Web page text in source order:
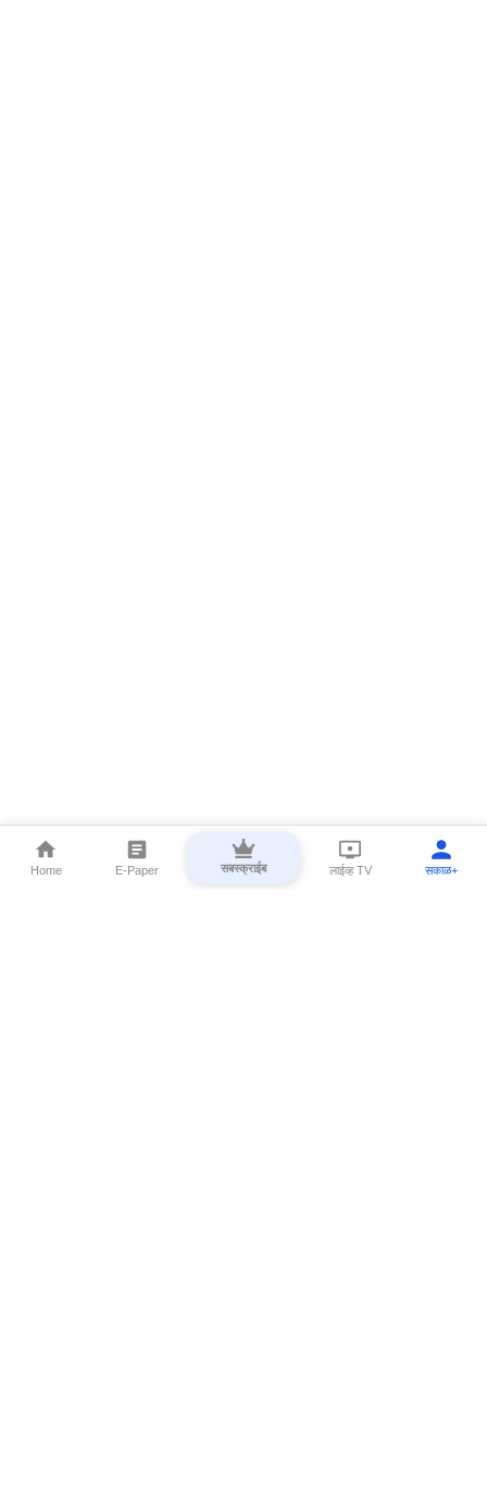
Home E-Paper सबस्क्राईब लाईव्ह TV सकाळ+